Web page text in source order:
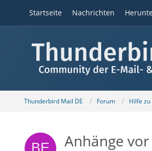
Startseite Nachrichten
Thunderbird Mail DE Forum Hilfe
Anhänge